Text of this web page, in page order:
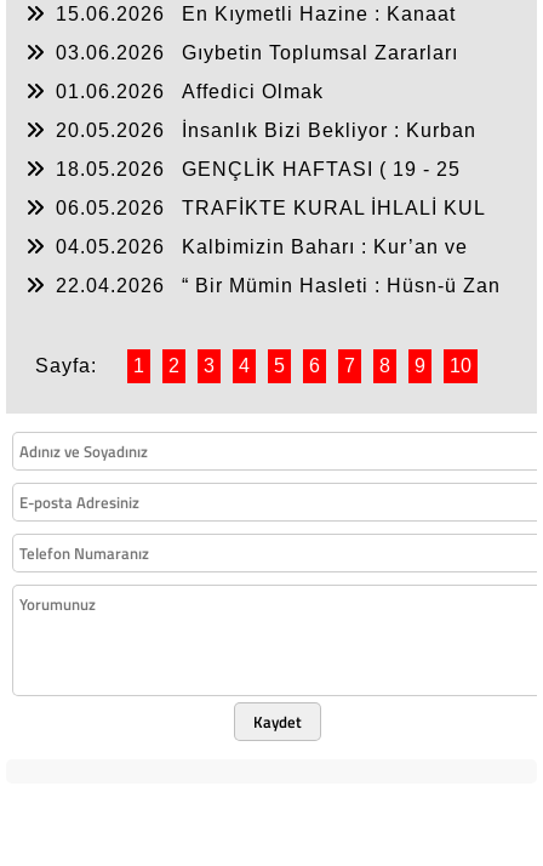
15.06.2026
En Kıymetli Hazine : Kanaat
03.06.2026
Gıybetin Toplumsal Zararları
01.06.2026
Affedici Olmak
20.05.2026
İnsanlık Bizi Bekliyor : Kurban
18.05.2026
GENÇLİK HAFTASI ( 19 - 25
06.05.2026
TRAFİKTE KURAL İHLALİ KUL
04.05.2026
Kalbimizin Baharı : Kur’an ve
22.04.2026
“ Bir Mümin Hasleti : Hüsn-ü Zan
Sayfa: 1 2 3 4 5 6 7 8 9 10
Kaydet